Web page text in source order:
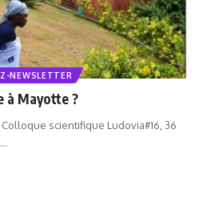
Z-NEWSLETTER
à Mayotte ?
scientifique Ludovia#16, 36